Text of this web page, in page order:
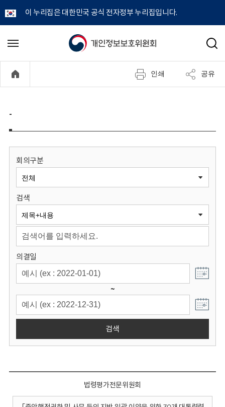
이 누리집은 대한민국 공식 전자정부 누리집입니다.
개
정
보
원
회
메
기
검
인쇄 공유
-
회의구분
검색
의결일
~
검색
법령평가전문위원회